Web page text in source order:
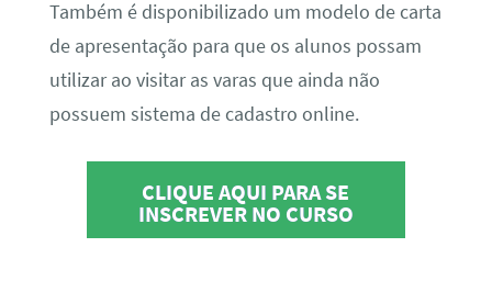
Também é disponibilizado um modelo de carta
de apresentação para que os alunos possam
utilizar ao visitar as varas que ainda não
possuem sistema de cadastro online.
CLIQUE AQUI PARA SE
INSCREVER NO CURSO